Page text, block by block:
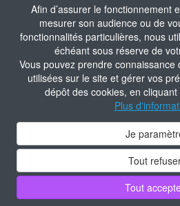
Afin d’assurer le fonctionnement
mesurer son audience ou de
fonctionnalités particulières, nous
échéant sous réserve de
Vous pouvez prendre
utilisées sur le site et gérer vos
dépôt des cookies, en
Plus
Je
Tout
Tout